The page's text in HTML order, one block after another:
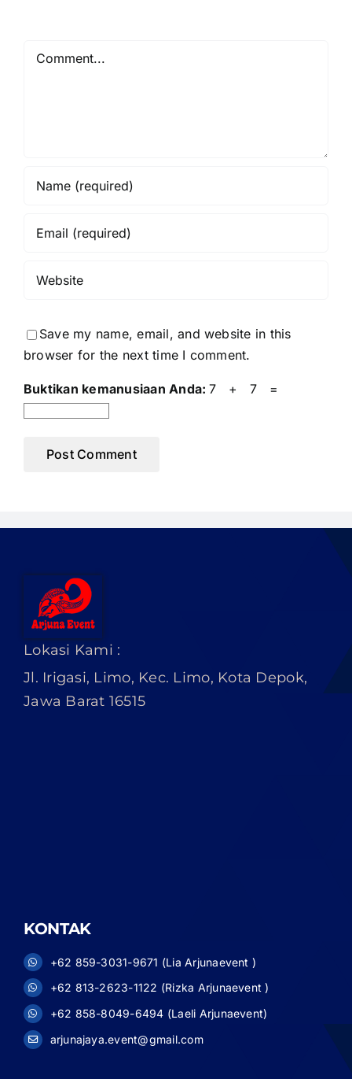
Save my name, email, and website in this
browser for the next time I comment.
Buktikan kemanusiaan Anda:7 + 7 =
Lokasi Kami :
Jl. Irigasi, Limo, Kec. Limo, Kota Depok,
Jawa Barat 16515
KONTAK
+62 859-3031-9671 (Lia Arjunaevent )
+62 813-2623-1122 (Rizka Arjunaevent )
+62 858-8049-6494 (Laeli Arjunaevent)
arjunajaya.event@gmail.com